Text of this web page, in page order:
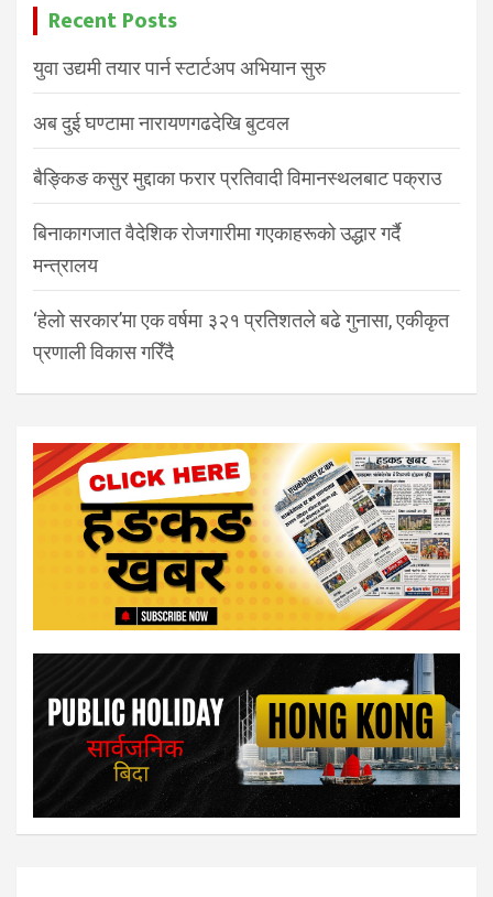
Recent Posts
युवा उद्यमी तयार पार्न स्टार्टअप अभियान सुरु
अब दुई घण्टामा नारायणगढदेखि बुटवल
बैङ्किङ कसुर मुद्दाका फरार प्रतिवादी विमानस्थलबाट पक्राउ
बिनाकागजात वैदेशिक रोजगारीमा गएकाहरूको उद्धार गर्दै
मन्त्रालय
‘हेलो सरकार’मा एक वर्षमा ३२१ प्रतिशतले बढे गुनासा, एकीकृत
प्रणाली विकास गरिँदै